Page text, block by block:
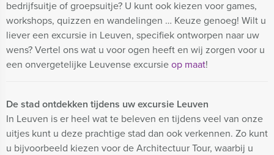
bedrijfsuitje of groepsuitje? U kunt ook kiezen voor games,
workshops, quizzen en wandelingen … Keuze genoeg! Wilt u
liever een excursie in Leuven, specifiek ontworpen naar uw
wens? Vertel ons wat u voor ogen heeft en wij zorgen voor u
een onvergetelijke Leuvense excursieop maat!
De stad ontdekken tijdens uw excursie Leuven
In Leuven is er heel wat te beleven en tijdens veel van onze
uitjes kunt u deze prachtige stad dan ook verkennen. Zo kunt
u bijvoorbeeld kiezen voor de Architectuur Tour, waarbij u